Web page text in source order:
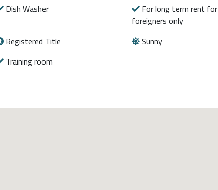
Dish Washer
For long term rent for
foreigners only
Registered Title
Sunny
Training room